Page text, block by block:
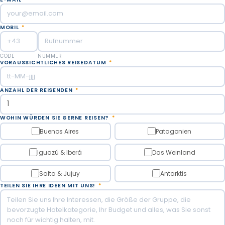
MOBIL *
CODE
NUMMER
VORAUSSICHTLICHES REISEDATUM *
ANZAHL DER REISENDEN *
WOHIN WÜRDEN SIE GERNE REISEN? *
Buenos Aires Patagonien
Iguazú & Iberá Das Weinland
Salta & Jujuy Antarktis
TEILEN SIE IHRE IDEEN MIT UNS! *